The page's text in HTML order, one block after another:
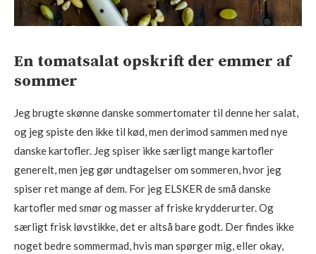
En tomatsalat opskrift der emmer af
sommer
Jeg brugte skønne danske sommertomater til denne her salat,
og jeg spiste den ikke til kød, men derimod sammen med nye
danske kartofler. Jeg spiser ikke særligt mange kartofler
generelt, men jeg gør undtagelser om sommeren, hvor jeg
spiser ret mange af dem. For jeg ELSKER de små danske
kartofler med smør og masser af friske krydderurter. Og
særligt frisk løvstikke, det er altså bare godt. Der findes ikke
noget bedre sommermad, hvis man spørger mig, eller okay,